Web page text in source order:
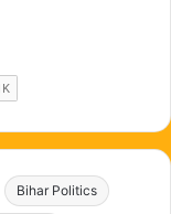
Bihar Politics